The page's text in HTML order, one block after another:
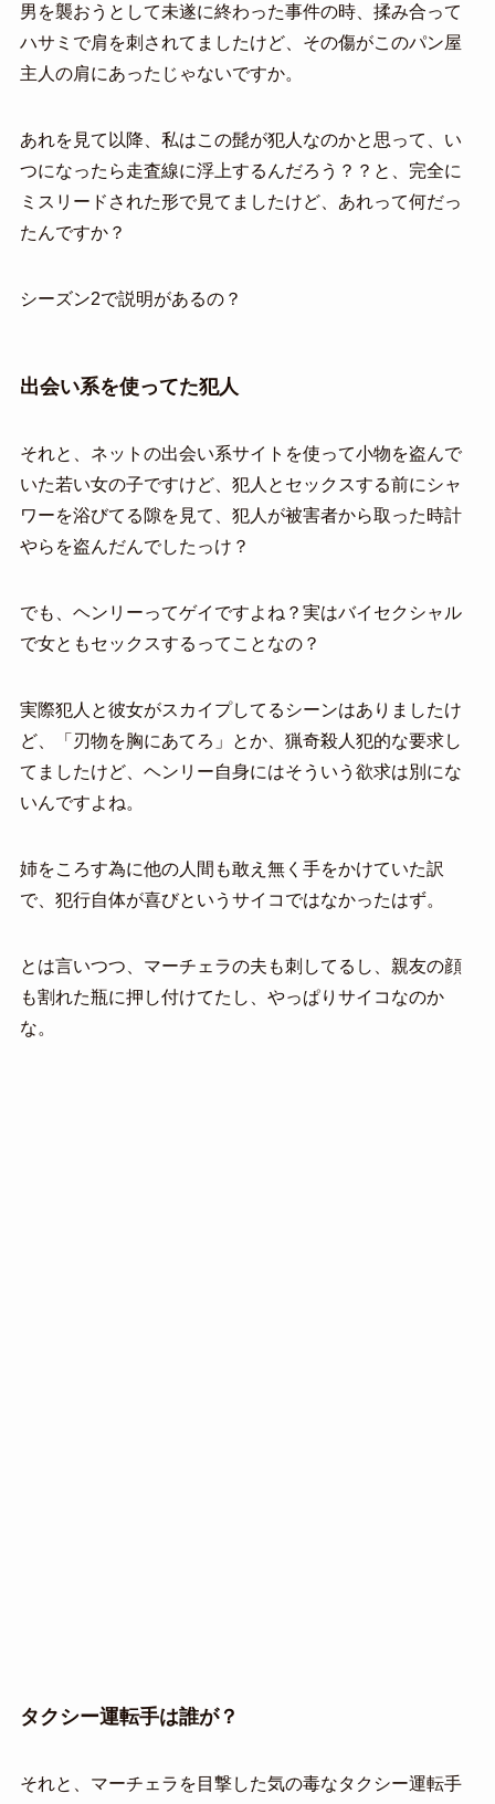
男を襲おうとして未遂に終わった事件の時、揉み合って
ハサミで肩を刺されてましたけど、その傷がこのパン屋
主人の肩にあったじゃないですか。
あれを見て以降、私はこの髭が犯人なのかと思って、い
つになったら走査線に浮上するんだろう？？と、完全に
ミスリードされた形で見てましたけど、あれって何だっ
たんですか？
シーズン2で説明があるの？
出会い系を使ってた犯人
それと、ネットの出会い系サイトを使って小物を盗んで
いた若い女の子ですけど、犯人とセックスする前にシャ
ワーを浴びてる隙を見て、犯人が被害者から取った時計
やらを盗んだんでしたっけ？
でも、ヘンリーってゲイですよね？実はバイセクシャル
で女ともセックスするってことなの？
実際犯人と彼女がスカイプしてるシーンはありましたけ
ど、「刃物を胸にあてろ」とか、猟奇殺人犯的な要求し
てましたけど、ヘンリー自身にはそういう欲求は別にな
いんですよね。
姉をころす為に他の人間も敢え無く手をかけていた訳
で、犯行自体が喜びというサイコではなかったはず。
とは言いつつ、マーチェラの夫も刺してるし、親友の顔
も割れた瓶に押し付けてたし、やっぱりサイコなのか
な。
タクシー運転手は誰が？
それと、マーチェラを目撃した気の毒なタクシー運転手